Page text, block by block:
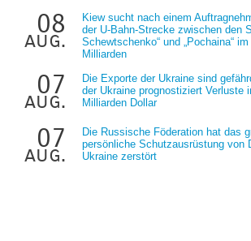
08
aug.
Kiew sucht nach einem
der U-Bahn-Strecke zwischen den
Schewtschenko“ und „Pochaina“
Milliarden
07
aug.
Die Exporte der Ukraine sind
der Ukraine prognostiziert Verluste
Milliarden Dollar
07
aug.
Die Russische Föderation hat das
persönliche Schutzausrüstung von
Ukraine zerstört